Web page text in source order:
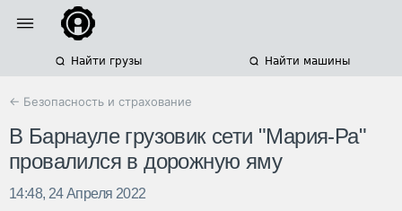
Найти грузы Найти машины
← Безопасность и страхование
В Барнауле грузовик сети "Мария-Ра"
провалился в дорожную яму
14:48, 24 Апреля 2022